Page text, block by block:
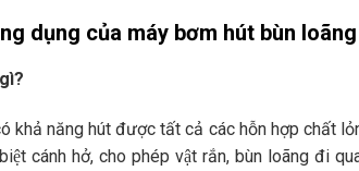
dụng của máy bơm hút bùn loãng
khả năng hút được tất cả các hỗn hợp chất
cánh hở, cho phép vật rắn, bùn loãng đi